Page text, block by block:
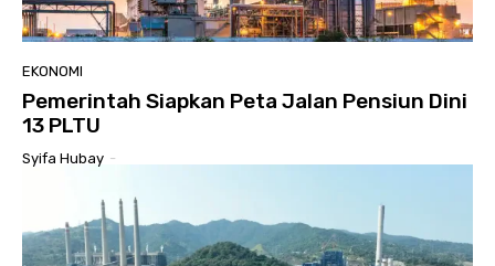
EKONOMI
Pemerintah Siapkan Peta Jalan Pensiun Dini
13 PLTU
Syifa Hubay -